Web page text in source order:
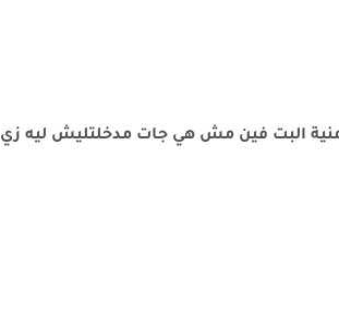
البت فين مش هي جات مدخلتليش ليه زي